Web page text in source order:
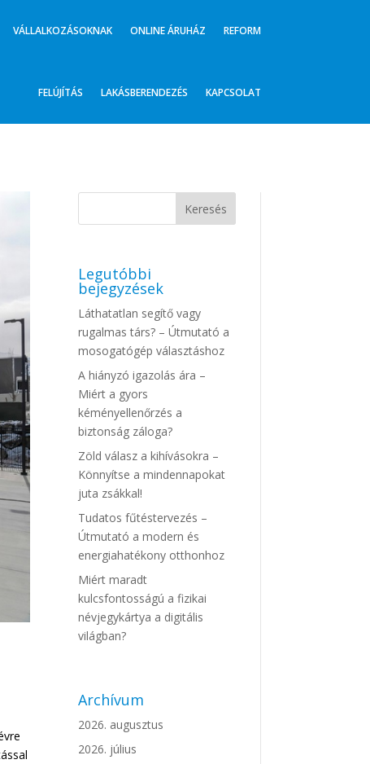
VÁLLALKOZÁSOKNAK ONLINE ÁRUHÁZ REFORM
FELÚJÍTÁS LAKÁSBERENDEZÉS KAPCSOLAT
Legutóbbi
bejegyzések
Láthatatlan segítő vagy
rugalmas társ? – Útmutató a
mosogatógép választáshoz
A hiányzó igazolás ára –
Miért a gyors
kéményellenőrzés a
biztonság záloga?
Zöld válasz a kihívásokra –
Könnyítse a mindennapokat
juta zsákkal!
Tudatos fűtéstervezés –
Útmutató a modern és
energiahatékony otthonhoz
Miért maradt
kulcsfontosságú a fizikai
névjegykártya a digitális
világban?
Archívum
2026. augusztus
2026. július